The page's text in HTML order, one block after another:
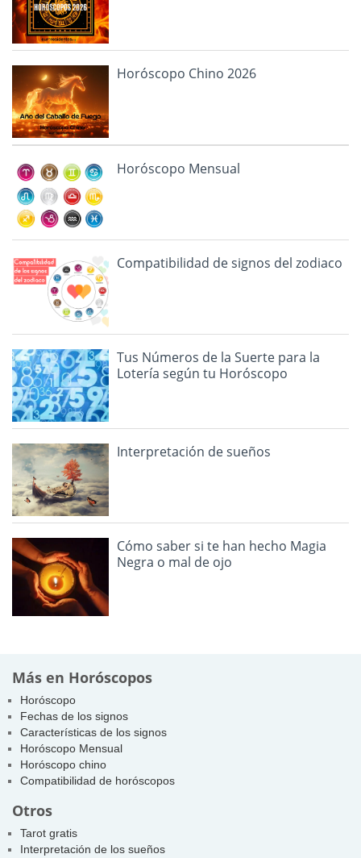
Horóscopo Chino 2026
Horóscopo Mensual
Compatibilidad de signos del zodiaco
Tus Números de la Suerte para la
Lotería según tu Horóscopo
Interpretación de sueños
Cómo saber si te han hecho Magia
Negra o mal de ojo
Más en Horóscopos
Horóscopo
Fechas de los signos
Características de los signos
Horóscopo Mensual
Horóscopo chino
Compatibilidad de horóscopos
Otros
Tarot gratis
Interpretación de los sueños